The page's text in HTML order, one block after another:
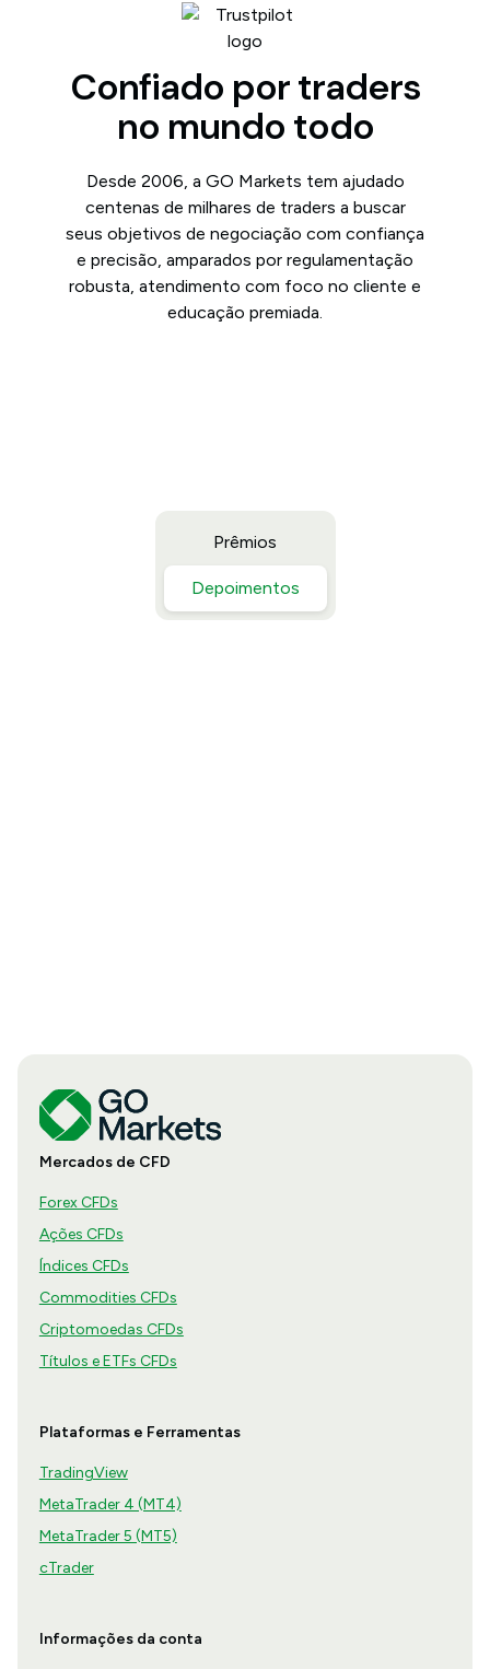
Confiado por traders
no mundo todo
Desde 2006, a GO Markets tem ajudado
centenas de milhares de traders a buscar
seus objetivos de negociação com confiança
e precisão, amparados por regulamentação
robusta, atendimento com foco no cliente e
educação premiada.
Prêmios
Depoimentos
Mercados de CFD
Forex CFDs
Ações CFDs
Índices CFDs
Commodities CFDs
Criptomoedas CFDs
Títulos e ETFs CFDs
Plataformas e Ferramentas
TradingView
MetaTrader 4 (MT4)
MetaTrader 5 (MT5)
cTrader
Informações da conta